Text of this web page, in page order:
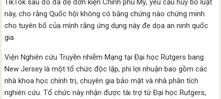
TikTok sau đó đã đệ đơn kiện Chính phủ Mỹ, yêu cầu hủy bỏ luật
này, cho rằng Quốc hội không có bằng chứng nào chứng minh
cho tuyên bố của mình rằng ứng dụng này đe dọa an ninh quốc
gia.
Viện Nghiên cứu Truyền nhiễm Mạng tại Đại học Rutgers bang
New Jersey là một tổ chức độc lập, phi lợi nhuận bao gồm các
nhà khoa học chính trị, chuyên gia bảo mật và nhà phân tích
nghiên cứu. Tổ chức này nhận được tài trợ từ Đại học Rutgers,